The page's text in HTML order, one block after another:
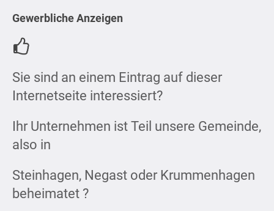
Gewerbliche Anzeigen
Sie sind an einem Eintrag auf dieser
Internetseite interessiert?
Ihr Unternehmen ist Teil unsere Gemeinde,
also in
Steinhagen, Negast oder Krummenhagen
beheimatet ?